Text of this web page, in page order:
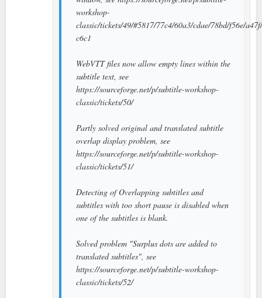
workshop-
classic/tickets/49/#5817/77c4/60a3/cdae/78bd/f56e/a47f/
c6c1
WebVTT files now allow empty lines within the
subtitle text, see
https://sourceforge.net/p/subtitle-workshop-
classic/tickets/50/
Partly solved original and translated subtitle
overlap display problem, see
https://sourceforge.net/p/subtitle-workshop-
classic/tickets/51/
Detecting of Overlapping subtitles and
subtitles with too short pause is disabled when
one of the subtitles is blank.
Solved problem "Surplus dots are added to
translated subtitles", see
https://sourceforge.net/p/subtitle-workshop-
classic/tickets/52/